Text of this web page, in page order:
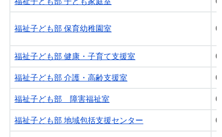
福祉子ども部 保育幼稚園室
福祉子ども部 健康・子育て支援室
福祉子ども部 介護・高齢支援室
福祉子ども部 障害福祉室
福祉子ども部 地域包括支援センター